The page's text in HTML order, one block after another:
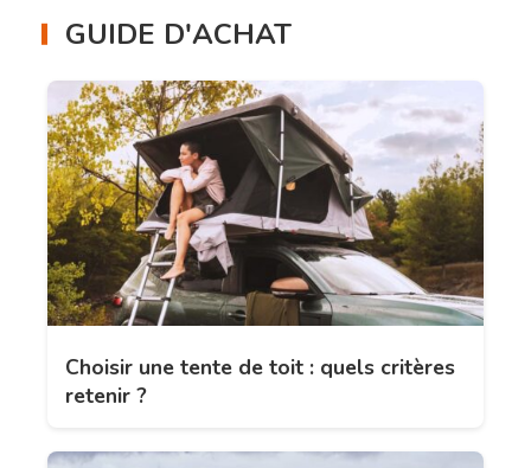
GUIDE D'ACHAT
Choisir une tente de toit : quels critères
retenir ?